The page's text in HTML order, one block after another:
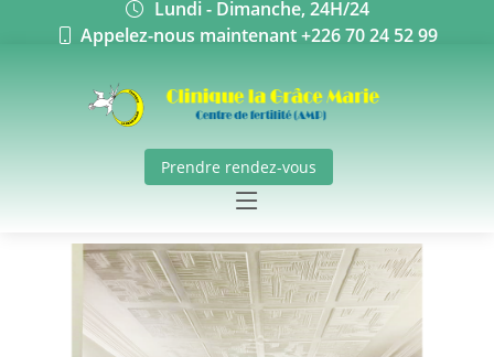
Lundi - Dimanche, 24H/24
Appelez-nous maintenant +226 70 24 52 99
Prendre rendez-vous